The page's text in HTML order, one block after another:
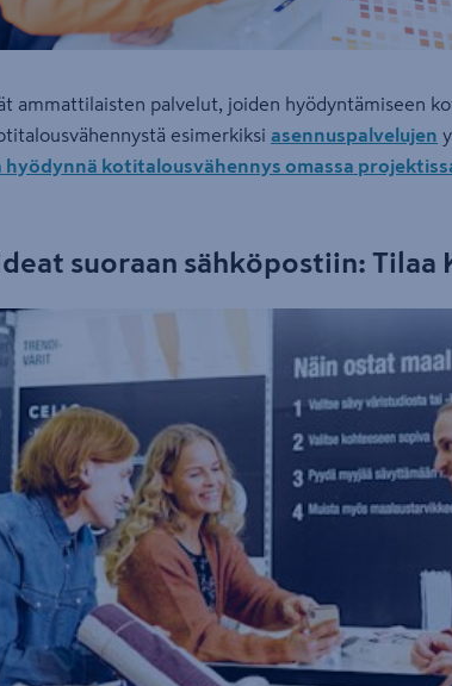
ammattilaisten palvelut, joiden hyödyntämiseen
esimerkiksi asennuspalvelujen
hyödynnä kotitalousvähennys omassa
suoraan sähköpostiin: Tilaa